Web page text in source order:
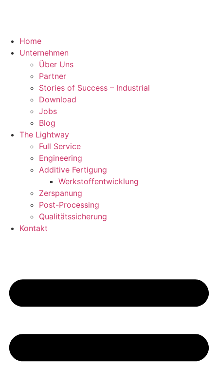
Home
Unternehmen
Über Uns
Partner
Stories of Success – Industrial
Download
Jobs
Blog
The Lightway
Full Service
Engineering
Additive Fertigung
Werkstoffentwicklung
Zerspanung
Post-Processing
Qualitätssicherung
Kontakt